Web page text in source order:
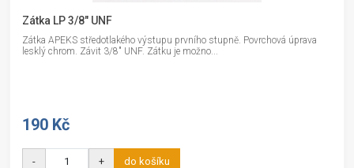
Zátka LP 3/8" UNF
Zátka APEKS středotlakého výstupu prvního stupně. Povrchová úprava
lesklý chrom. Závit 3/8" UNF. Zátku je možno...
190 Kč
- + do košíku